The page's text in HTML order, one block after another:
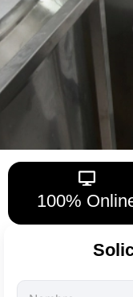
100%
Todos